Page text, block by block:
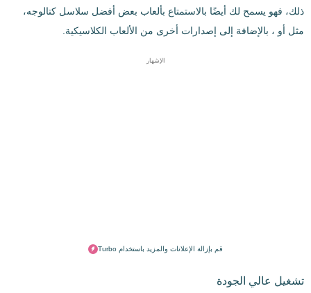
ذلك، فهو يسمح لك أيضًا بالاستمتاع بألعاب بعض أفضل سلاسل كتالوجه،
مثل أو ، بالإضافة إلى إصدارات أخرى من الألعاب الكلاسيكية.
الإشهار
قم بإزالة الإعلانات والمزيد باستخدام Turbo
تشغيل عالي الجودة